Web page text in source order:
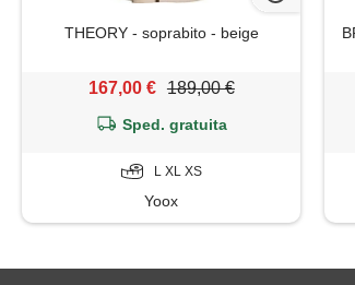
THEORY - soprabito - beige
167,00 € 189,00 €
Sped. gratuita
L XL XS
Yoox